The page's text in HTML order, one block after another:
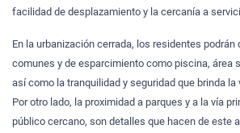
facilidad de desplazamiento y la cercanía a
En la urbanización cerrada, los residentes
comunes y de esparcimiento como piscina, área
así como la tranquilidad y seguridad que brinda la
Por otro lado, la proximidad a parques y a la vía
público cercano, son detalles que hacen de este